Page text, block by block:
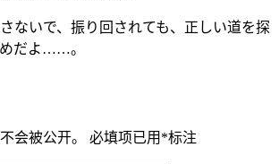
ないで、振り回されても、正しい道を探
だよ……。
会被公开。 必填项已用 *标注